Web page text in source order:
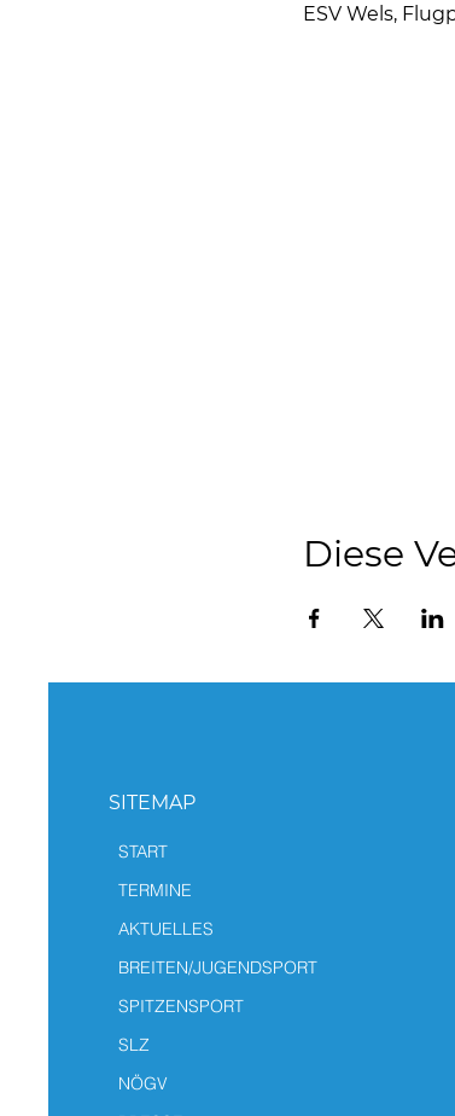
ESV Wels,
Diese
SITEMAP
START
TERMINE
AKTUELLES
BREITEN/JUGENDSPORT
SPITZENSPORT
SLZ
NÖGV